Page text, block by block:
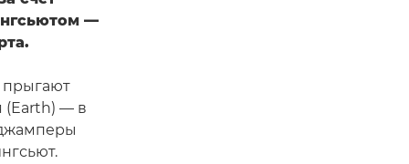
—
прыгают
(Earth) — в